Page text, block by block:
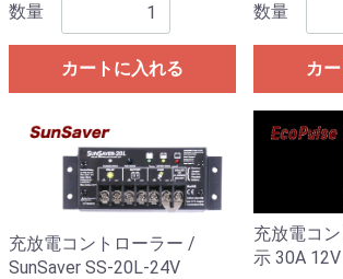
数量
カートに入れる
数量
カ
充放電コントローラー /
SunSaver SS-20L-24V
充放電コ
示 30A